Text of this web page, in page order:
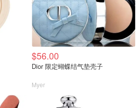
$56.00
Dior 限定蝴蝶结气垫壳子
Myer